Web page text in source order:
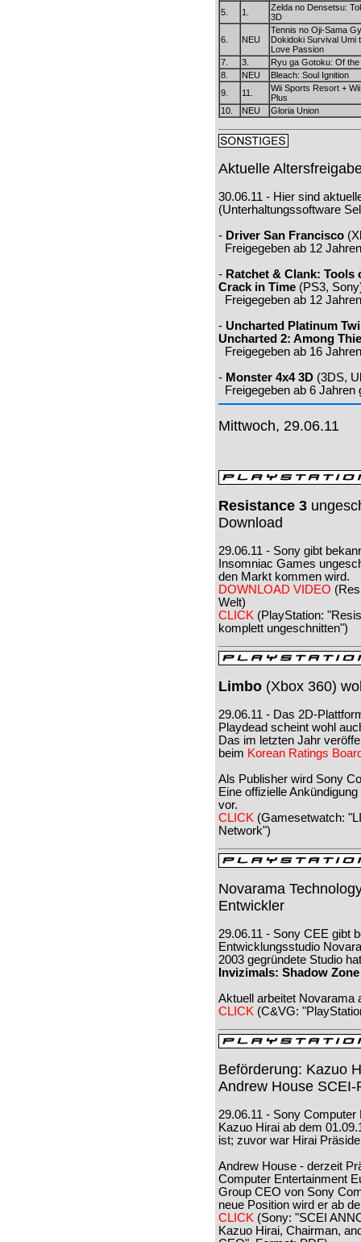
5.
1.
Zelda no Densetsu:
3D
6. NEU
Tennis no Oji-Sama
Dokidoki Survival Umi
Love Passion
7.
3.
Ryu ga Gotoku: Of the
8.
NEU
Bleach: Soul Ignition
9.
11.
Wii Sports Resort +
Plus
10.
NEU Gloria Union
Aktuelle
30.06.11 - Hier sind
(Unterhaltungssoftware
- Driver San Francisco
Freigegeben ab 12
- Ratchet & Clank:
Crack in Time (PS3,
Freigegeben ab 12
- Uncharted Platinum
Uncharted 2: Among
Freigegeben ab 16
- Monster 4x4 3D (3DS,
Freigegeben ab 6
Mittwoch, 29.06.11
Resistance 3
Download
29.06.11 - Sony gibt
Insomniac Games
den Markt kommen wird.
DOWNLOAD VIDEO
Welt)
CLICK (PlayStation:
komplett ungeschnitten")
Limbo (Xbox 360)
29.06.11 - Das 2D-
Playdead scheint wohl
Das im letzten Jahr
beim Korean Ratings
Als Publisher wird Sony
Eine offizielle
vor.
CLICK (Gamesetwatch:
Network")
Novarama
Entwickler
29.06.11 - Sony CEE gibt
Entwicklungsstudio
2003 gegründete Studio
Invizimals: Shadow Zone
Aktuell arbeitet Novarama
CLICK (C&VG:
Beförderung: Kazuo
Andrew House
29.06.11 - Sony
Kazuo Hirai ab dem
ist; zuvor war Hirai
Andrew House - derzeit
Computer Entertainment
Group CEO von Sony
neue Position wird er ab
CLICK (Sony: "SCEI
Kazuo Hirai, Chairman,